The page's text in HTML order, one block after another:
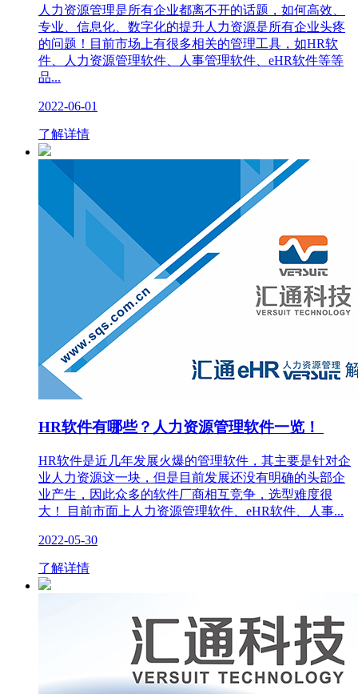
人力资源管理是所有企业都离不开的话题，如何高效、
专业、信息化、数字化的提升人力资源是所有企业头疼
的问题！目前市场上有很多相关的管理工具，如HR软
件、人力资源管理软件、人事管理软件、eHR软件等等
品...
2022-06-01
了解详情
HR软件有哪些？人力资源管理软件一览！
HR软件是近几年发展火爆的管理软件，其主要是针对企
业人力资源这一块，但是目前发展还没有明确的头部企
业产生，因此众多的软件厂商相互竞争，选型难度很
大！ 目前市面上人力资源管理软件、eHR软件、人事...
2022-05-30
了解详情